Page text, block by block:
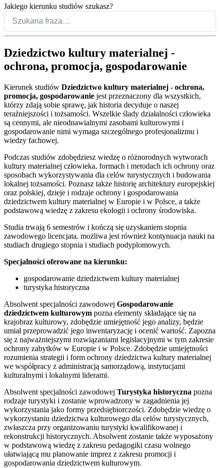
Jakiego kierunku studiów szukasz?
Dziedzictwo kultury materialnej -
ochrona, promocja, gospodarowanie
Kierunek studiów Dziedzictwo kultury materialnej - ochrona,
promocja, gospodarowanie jest przeznaczony dla wszystkich,
którzy zdają sobie sprawę, jak historia decyduje o naszej
teraźniejszości i tożsamości. Wszelkie ślady działalności człowieka
są cennymi, ale nieodnawialnymi zasobami kulturowymi i
gospodarowanie nimi wymaga szczególnego profesjonalizmu i
wiedzy fachowej.
Podczas studiów zdobędziesz wiedzę o różnorodnych wytworach
kultury materialnej człowieka, formach i metodach ich ochrony oraz
sposobach wykorzystywania dla celów turystycznych i budowania
lokalnej tożsamości. Poznasz także historię architektury europejskiej
oraz polskiej, dzieje i rodzaje ochrony i gospodarowania
dziedzictwem kultury materialnej w Europie i w Polsce, a także
podstawową wiedzę z zakresu ekologii i ochrony środowiska.
Studia trwają 6 semestrów i kończą się uzyskaniem stopnia
zawodowego licencjata. możliwa jest również kontynuacja nauki na
studiach drugiego stopnia i studiach podyplomowych.
Specjalności oferowane na kierunku:
gospodarowanie dziedzictwem kultury materialnej
turystyka historyczna
Absolwent specjalności zawodowej Gospodarowanie
dziedzictwem kulturowym pozna elementy składające się na
krajobraz kulturowy, zdobędzie umiejętność jego analizy, będzie
umiał przeprowadzić jego inwentaryzację i ocenić wartość. Zapozna
się z najważniejszymi rozwiązaniami legislacyjnymi w tym zakresie
ochrony zabytków w Europie i w Polsce. Zdobędzie umiejętności
rozumienia strategii i form ochrony dziedzictwa kultury materialnej
we współpracy z administracją samorządową, instytucjami
kulturalnymi i lokalnymi liderami.
Absolwent specjalności zawodowej Turystyka historyczna pozna
rodzaje turystyki i zostanie wprowadzony w zagadnienia jej
wykorzystania jako formy przedsiębiorczości. Zdobędzie wiedzę o
wykorzystaniu dziedzictwa kulturowego dla celów turystycznych,
zwłaszcza przy organizowaniu turystyki kwalifikowanej i
rekonstrukcji historycznych. Absolwent zostanie także wyposażony
w podstawową wiedzę z zakresu pedagogiki czasu wolnego
ułatwiającą mu planowanie imprez z zakresu promocji i
gospodarowania dziedzictwem kulturowym.